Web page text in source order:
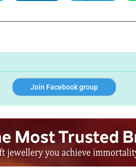
Join Facebook group